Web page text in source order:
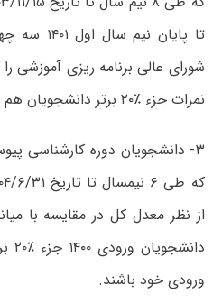
تا پایان
شورای عالی برنامه ریزی آموزشی
نمرات جزء ٪۲۰ برتر دانشجویان هم رشته-هم ورودی خود باشند.
ورودی خود باشند.